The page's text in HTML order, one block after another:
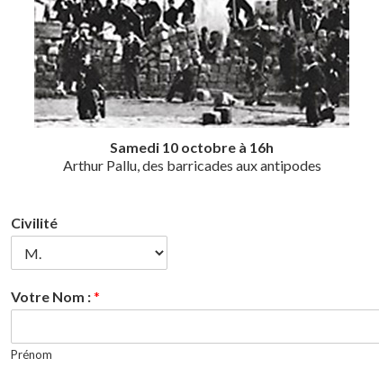
Samedi 10 octobre à 16h
Arthur Pallu, des barricades aux antipodes
Civilité
Votre Nom :*
Prénom